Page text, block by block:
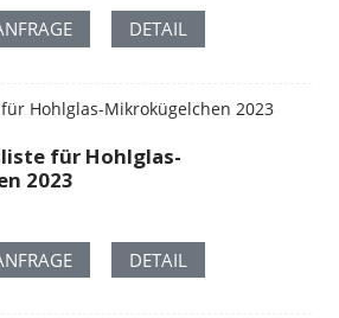
DETAIL
für Hohlglas-
2023
DETAIL